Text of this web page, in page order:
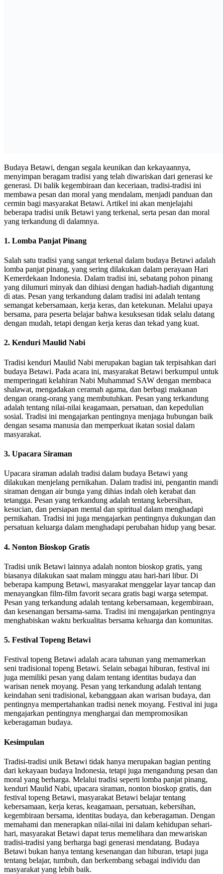
Budaya Betawi, dengan segala keunikan dan kekayaannya,
menyimpan beragam tradisi yang telah diwariskan dari generasi ke
generasi. Di balik kegembiraan dan keceriaan, tradisi-tradisi ini
membawa pesan dan moral yang mendalam, menjadi panduan dan
cermin bagi masyarakat Betawi. Artikel ini akan menjelajahi
beberapa tradisi unik Betawi yang terkenal, serta pesan dan moral
yang terkandung di dalamnya.
1. Lomba Panjat Pinang
Salah satu tradisi yang sangat terkenal dalam budaya Betawi adalah
lomba panjat pinang, yang sering dilakukan dalam perayaan Hari
Kemerdekaan Indonesia. Dalam tradisi ini, sebatang pohon pinang
yang dilumuri minyak dan dihiasi dengan hadiah-hadiah digantung
di atas. Pesan yang terkandung dalam tradisi ini adalah tentang
semangat kebersamaan, kerja keras, dan ketekunan. Melalui upaya
bersama, para peserta belajar bahwa kesuksesan tidak selalu datang
dengan mudah, tetapi dengan kerja keras dan tekad yang kuat.
2. Kenduri Maulid Nabi
Tradisi kenduri Maulid Nabi merupakan bagian tak terpisahkan dari
budaya Betawi. Pada acara ini, masyarakat Betawi berkumpul untuk
memperingati kelahiran Nabi Muhammad SAW dengan membaca
shalawat, mengadakan ceramah agama, dan berbagi makanan
dengan orang-orang yang membutuhkan. Pesan yang terkandung
adalah tentang nilai-nilai keagamaan, persatuan, dan kepedulian
sosial. Tradisi ini mengajarkan pentingnya menjaga hubungan baik
dengan sesama manusia dan memperkuat ikatan sosial dalam
masyarakat.
3. Upacara Siraman
Upacara siraman adalah tradisi dalam budaya Betawi yang
dilakukan menjelang pernikahan. Dalam tradisi ini, pengantin mandi
siraman dengan air bunga yang dihias indah oleh kerabat dan
tetangga. Pesan yang terkandung adalah tentang kebersihan,
kesucian, dan persiapan mental dan spiritual dalam menghadapi
pernikahan. Tradisi ini juga mengajarkan pentingnya dukungan dan
persatuan keluarga dalam menghadapi perubahan hidup yang besar.
4. Nonton Bioskop Gratis
Tradisi unik Betawi lainnya adalah nonton bioskop gratis, yang
biasanya dilakukan saat malam minggu atau hari-hari libur. Di
beberapa kampung Betawi, masyarakat menggelar layar tancap dan
menayangkan film-film favorit secara gratis bagi warga setempat.
Pesan yang terkandung adalah tentang kebersamaan, kegembiraan,
dan kesenangan bersama-sama. Tradisi ini mengajarkan pentingnya
menghabiskan waktu berkualitas bersama keluarga dan komunitas.
5. Festival Topeng Betawi
Festival topeng Betawi adalah acara tahunan yang memamerkan
seni tradisional topeng Betawi. Selain sebagai hiburan, festival ini
juga memiliki pesan yang dalam tentang identitas budaya dan
warisan nenek moyang. Pesan yang terkandung adalah tentang
keindahan seni tradisional, kebanggaan akan warisan budaya, dan
pentingnya mempertahankan tradisi nenek moyang. Festival ini juga
mengajarkan pentingnya menghargai dan mempromosikan
keberagaman budaya.
Kesimpulan
Tradisi-tradisi unik Betawi tidak hanya merupakan bagian penting
dari kekayaan budaya Indonesia, tetapi juga mengandung pesan dan
moral yang berharga. Melalui tradisi seperti lomba panjat pinang,
kenduri Maulid Nabi, upacara siraman, nonton bioskop gratis, dan
festival topeng Betawi, masyarakat Betawi belajar tentang
kebersamaan, kerja keras, keagamaan, persatuan, kebersihan,
kegembiraan bersama, identitas budaya, dan keberagaman. Dengan
memahami dan menerapkan nilai-nilai ini dalam kehidupan sehari-
hari, masyarakat Betawi dapat terus memelihara dan mewariskan
tradisi-tradisi yang berharga bagi generasi mendatang. Budaya
Betawi bukan hanya tentang kesenangan dan hiburan, tetapi juga
tentang belajar, tumbuh, dan berkembang sebagai individu dan
masyarakat yang lebih baik.